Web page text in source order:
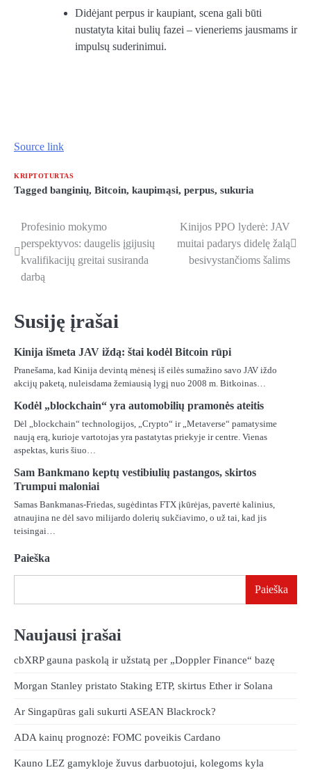
Didėjant perpus ir kaupiant, scena gali būti
nustatyta kitai bulių fazei – vieneriems jausmams ir
impulsų suderinimui.
Source link
KRIPTOTURTAS
Tagged banginių, Bitcoin, kaupimąsi, perpus, sukuria
Navigacija
tarp
įrašų
Profesinio mokymo
perspektyvos: daugelis įgijusių
kvalifikacijų greitai susiranda
darbą
Kinijos PPO lyderė: JAV
muitai padarys didelę žalą
besivystančioms šalims
Susiję įrašai
Kinija išmeta JAV iždą: štai kodėl Bitcoin rūpi
Pranešama, kad Kinija devintą mėnesį iš eilės sumažino savo JAV iždo
akcijų paketą, nuleisdama žemiausią lygį nuo 2008 m. Bitkoinas…
Kodėl „blockchain“ yra automobilių pramonės ateitis
Dėl „blockchain“ technologijos, „Crypto“ ir „Metaverse“ pamatysime
naują erą, kurioje vartotojas yra pastatytas priekyje ir centre. Vienas
aspektas, kuris šiuo…
Sam Bankmano keptų vestibiulių pastangos, skirtos
Trumpui maloniai
Samas Bankmanas-Friedas, sugėdintas FTX įkūrėjas, pavertė kalinius,
atnaujina ne dėl savo milijardo dolerių sukčiavimo, o už tai, kad jis
teisingai…
Paieška
Paieška
Naujausi įrašai
cbXRP gauna paskolą ir užstatą per „Doppler Finance“ bazę
Morgan Stanley pristato Staking ETP, skirtus Ether ir Solana
Ar Singapūras gali sukurti ASEAN Blackrock?
ADA kainų prognozė: FOMC poveikis Cardano
Kauno LEZ gamykloje žuvus darbuotojui, kolegoms kyla